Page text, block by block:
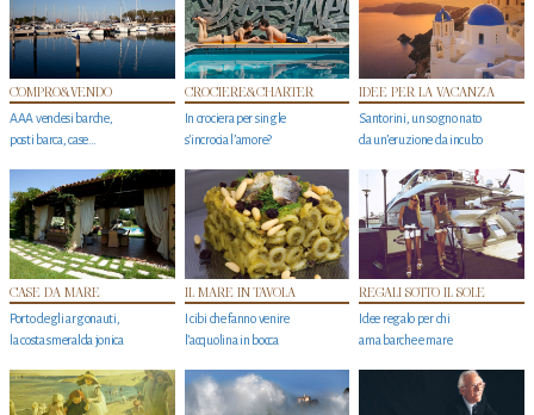
COMPRO&VENDO
AAA vendesi barche,
posti barca, case…
CROCIERE&CHARTER
In crociera per single
s'incrocia l’amore?
IDEE PER LA VACANZA
Santorini, un sogno nato
da un’eruzione da incubo
CASE DA MARE
Porto degli argonauti,
la costa smeralda jonica
IL MARE IN TAVOLA
I cibi che fanno venire
l’acquolina in bocca
REGALI SOTTO IL SOLE
Idee regalo per chi
ama barche e mare